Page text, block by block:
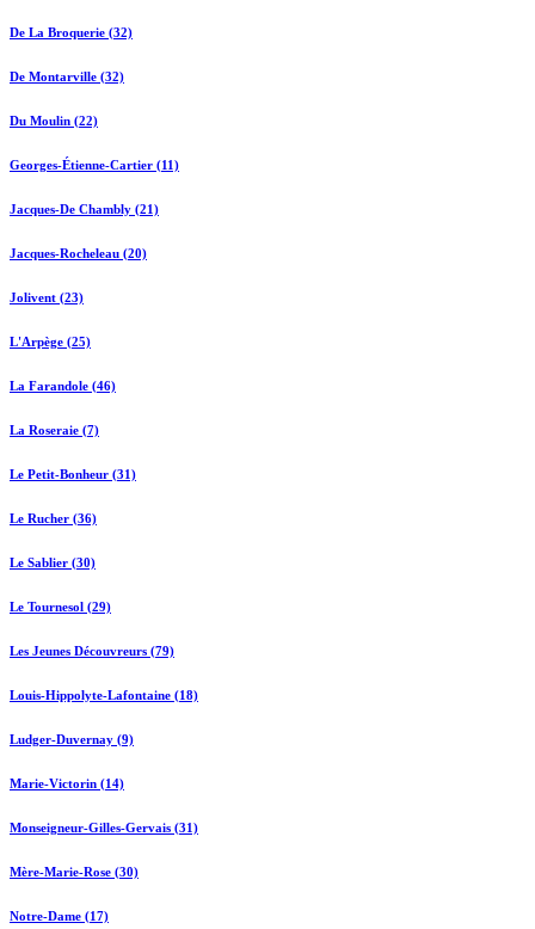
De La Broquerie (32)
De Montarville (32)
Du Moulin (22)
Georges-Étienne-Cartier (11)
Jacques-De Chambly (21)
Jacques-Rocheleau (20)
Jolivent (23)
L'Arpège (25)
La Farandole (46)
La Roseraie (7)
Le Petit-Bonheur (31)
Le Rucher (36)
Le Sablier (30)
Le Tournesol (29)
Les Jeunes Découvreurs (79)
Louis-Hippolyte-Lafontaine (18)
Ludger-Duvernay (9)
Marie-Victorin (14)
Monseigneur-Gilles-Gervais (31)
Mère-Marie-Rose (30)
Notre-Dame (17)